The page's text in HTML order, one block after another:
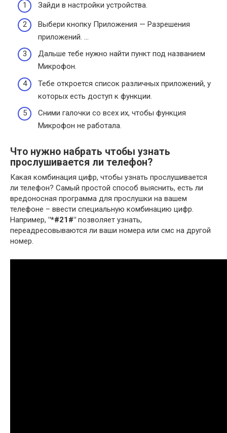
Зайди в настройки устройства.
Выбери кнопку Приложения — Разрешения
приложений. …
Дальше тебе нужно найти пункт под названием
Микрофон.
Тебе откроется список различных приложений, у
которых есть доступ к функции.
Сними галочки со всех их, чтобы функция
Микрофон не работала.
Что нужно набрать чтобы узнать
прослушивается ли телефон?
Какая комбинация цифр, чтобы узнать прослушивается
ли телефон? Самый простой способ выяснить, есть ли
вредоносная программа для прослушки на вашем
телефоне – ввести специальную комбинацию цифр.
Например, "*#21#" позволяет узнать,
переадресовываются ли ваши номера или смс на другой
номер.